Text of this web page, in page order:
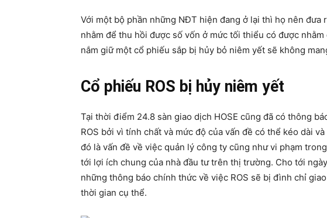
Với một bộ phần những NĐT hiện đang ở lại thì họ nên đưa
nhằm để thu hồi được số vốn ở mức tối thiểu có được
nắm giữ một cổ phiếu sắp bị hủy bỏ niêm yết sẽ không
Cổ phiếu ROS bị hủy niêm yết
Tại thời điểm 24.8 sàn giao dịch HOSE cũng đã có thông
ROS bởi vì tính chất và mức độ của vấn đề có thể kéo dài
đó là vấn đề về việc quản lý công ty cũng như vi phạm
tới lợi ích chung của nhà đầu tư trên thị trường. Cho tới
những thông báo chính thức về việc ROS sẽ bị đình chỉ
thời gian cụ thể.